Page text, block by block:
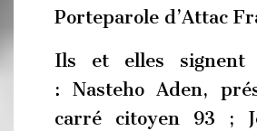
Porteparole d’Attac
Ils et elles signent
: Nasteho Aden,
carré citoyen 93 ;